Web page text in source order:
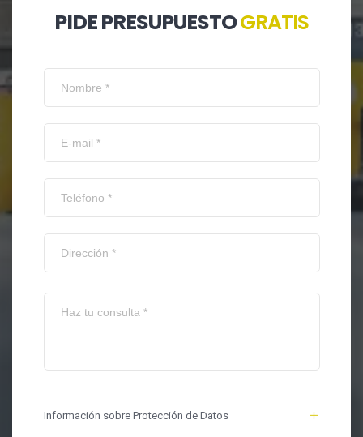
PIDE PRESUPUESTOGRATIS
Información sobre Protección de Datos